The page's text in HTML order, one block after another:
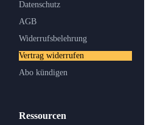
Ressourcen
Datenschutz
AGB
Widerrufsbelehrung
Vertrag widerrufen
Abo kündigen